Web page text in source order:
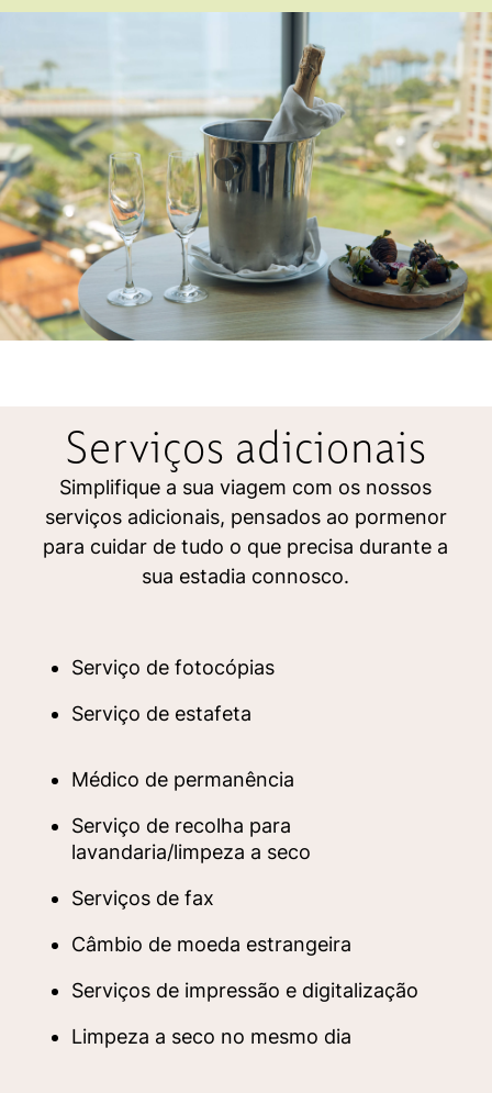
Serviços adicionais
Simplifique a sua viagem com os nossos
serviços adicionais, pensados ao pormenor
para cuidar de tudo o que precisa durante a
sua estadia connosco.
Serviço de fotocópias
Serviço de estafeta
Médico de permanência
Serviço de recolha para
lavandaria/limpeza a seco
Serviços de fax
Câmbio de moeda estrangeira
Serviços de impressão e digitalização
Limpeza a seco no mesmo dia